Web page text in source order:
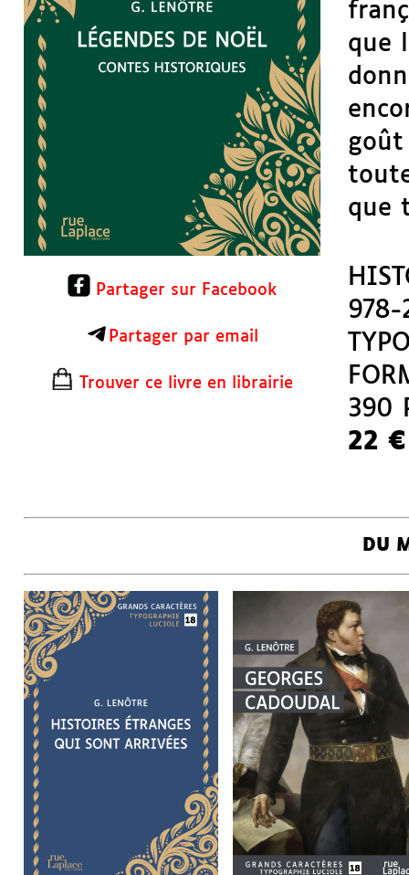
que
que
978-
390
22 €
Partager sur Facebook
Partager par email
Trouver ce livre en librairie
DU
G. LENÔTRE
HISTOIRES
ÉTRANGES QUI SONT
ARRIVÉES
G. LENÔTRE
GEORGES